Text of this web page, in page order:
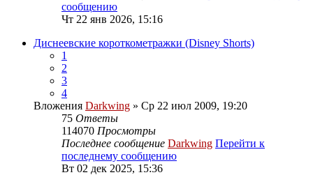
сообщению
Чт 22 янв 2026, 15:16
Диснеевские короткометражки (Disney Shorts)
1
2
3
4
Вложения Darkwing » Ср 22 июл 2009, 19:20
75 Ответы
114070 Просмотры
Последнее сообщение Darkwing Перейти к
последнему сообщению
Вт 02 дек 2025, 15:36